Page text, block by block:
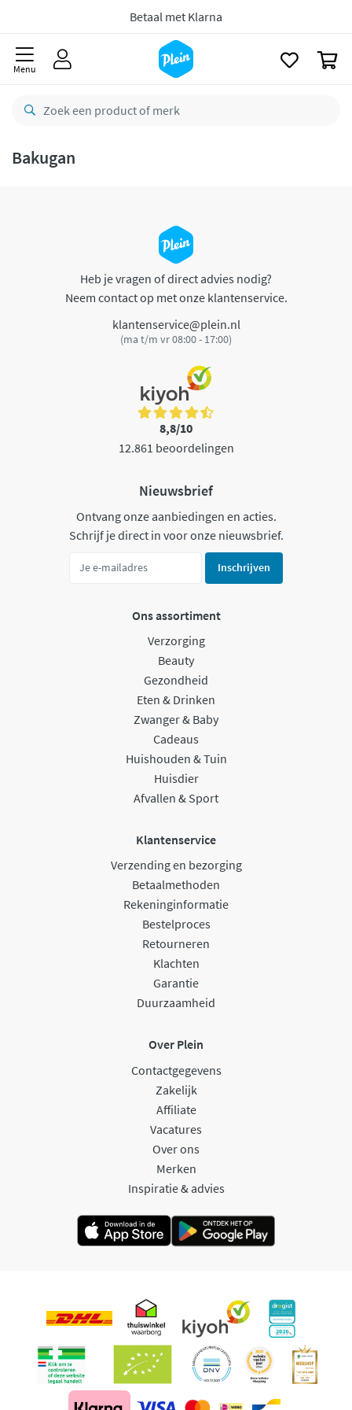
Betaal met Klarna
Menu
Bakugan
Heb je vragen of direct advies nodig?
Neem contact op met onze klantenservice.
klantenservice@plein.nl
(ma t/m vr 08:00 - 17:00)
8,8/10
12.861 beoordelingen
Nieuwsbrief
Ontvang onze aanbiedingen en acties.
Schrijf je direct in voor onze nieuwsbrief.
Inschrijven
Ons assortiment
Verzorging
Beauty
Gezondheid
Eten & Drinken
Zwanger & Baby
Cadeaus
Huishouden & Tuin
Huisdier
Afvallen & Sport
Klantenservice
Verzending en bezorging
Betaalmethoden
Rekeninginformatie
Bestelproces
Retourneren
Klachten
Garantie
Duurzaamheid
Over Plein
Contactgegevens
Zakelijk
Affiliate
Vacatures
Over ons
Merken
Inspiratie & advies